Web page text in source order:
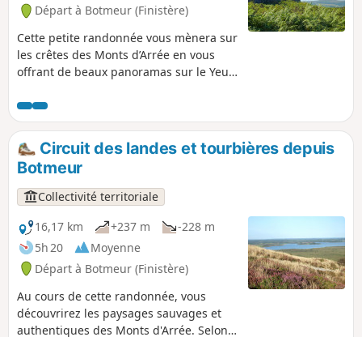
Départ à Botmeur (Finistère)
Cette petite randonnée vous mènera sur
les crêtes des Monts d’Arrée en vous
offrant de beaux panoramas sur le Yeun
chargé d’histoire.
Circuit des landes et tourbières depuis
Botmeur
Collectivité territoriale
16,17 km
+237 m
-228 m
5h 20
Moyenne
Départ à Botmeur (Finistère)
Au cours de cette randonnée, vous
découvrirez les paysages sauvages et
authentiques des Monts d'Arrée. Selon